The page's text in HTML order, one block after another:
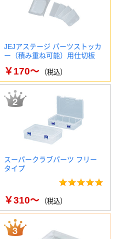
JEJアステージ パーツストッカ
ー（積み重ね可能）用仕切板
￥170～ （税込）
スーパークラブパーツ フリー
タイプ
￥310～ （税込）